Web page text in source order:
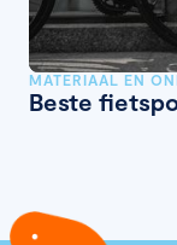
MATERIAAL EN
Beste